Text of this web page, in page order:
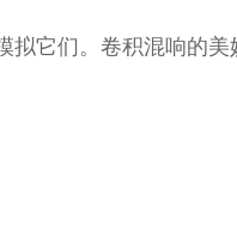
它们。卷积混响的